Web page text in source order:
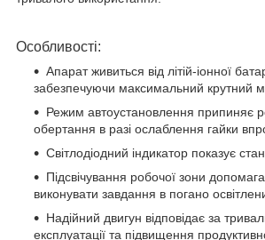
Особливості:
Апарат живиться від літій-іонної
забезпечуючи максимальний крутний
Режим автоустановлення припиняє
обертання в разі ослаблення гайки
Світлодіодний індикатор показує
Підсвічування робочої зони
виконувати завдання в погано
Надійний двигун відповідає за
експлуатації та підвищення